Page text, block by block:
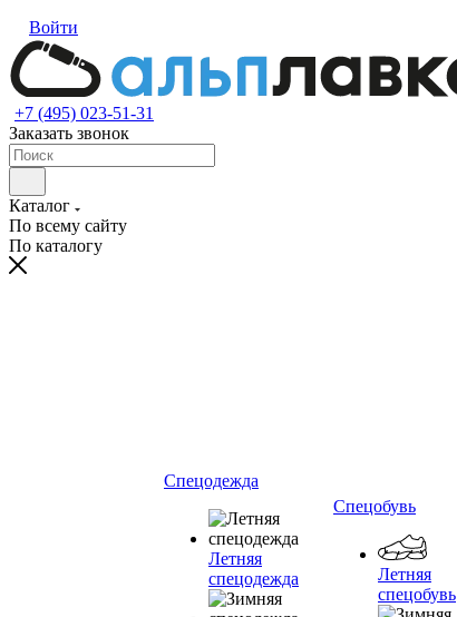
Войти
+7 (495) 023-51-31
Заказать звонок
Каталог
По всему сайту
По каталогу
Спецодежда
Летняя
спецодежда
Спецобувь
Летняя
спецобувь